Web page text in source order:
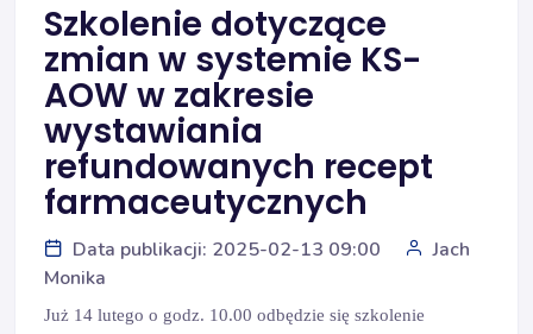
Szkolenie dotyczące
zmian w systemie KS-
AOW w zakresie
wystawiania
refundowanych recept
farmaceutycznych
Data publikacji: 2025-02-13 09:00
Jach
Monika
Już 14 lutego o godz. 10.00 odbędzie się szkolenie